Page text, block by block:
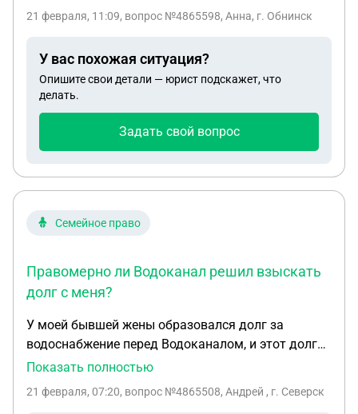
перестали платить за коммунальные услуги.
мою машину в счёт задолженности?
21 февраля, 11:09, вопрос №4865598, Анна, г. Обнинск
У вас похожая ситуация?
Опишите свои детали — юрист подскажет, что
делать.
Задать свой вопрос
Семейное право
Правомерно ли Водоканал решил взыскать
долг с меня?
У моей бывшей жены образовался долг за
водоснабжение перед Водоканалом, и этот долг
Водоканал решил взыскать с меня так как в ее
совместного брака. В исковом заявлении указали
Показать полностью
21 февраля, 07:20, вопрос №4865508, Андрей , г. Северск